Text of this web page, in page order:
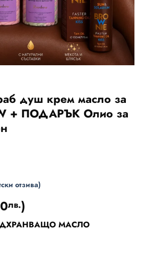
душ крем масло за
+ ПОДАРЪК Олио за
отзива)
лв.)
МАСЛО